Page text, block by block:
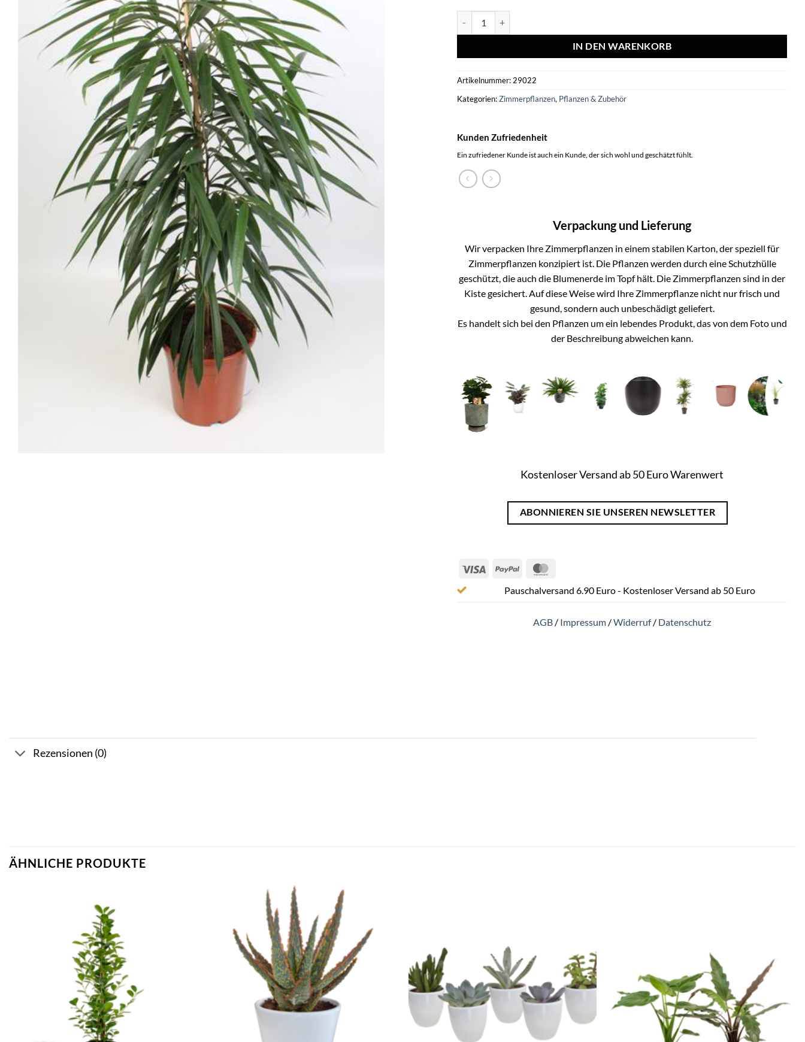
IN DEN WARENKORB
Artikelnummer: 29022
Kategorien:Zimmerpflanzen, Pflanzen & Zubehör
Kunden Zufriedenheit
Ein zufriedener Kunde ist auch ein Kunde, der sich wohl und geschätzt fühlt.
Verpackung und Lieferung
Wir verpacken Ihre Zimmerpflanzen in einem stabilen Karton, der speziell für
Zimmerpflanzen konzipiert ist. Die Pflanzen werden durch eine Schutzhülle
geschützt, die auch die Blumenerde im Topf hält. Die Zimmerpflanzen sind in der
Kiste gesichert. Auf diese Weise wird Ihre Zimmerpflanze nicht nur frisch und
gesund, sondern auch unbeschädigt geliefert.
Es handelt sich bei den Pflanzen um ein lebendes Produkt, das von dem Foto und
der Beschreibung abweichen kann.
Kostenloser Versand ab 50 Euro Warenwert
ABONNIEREN SIE UNSEREN NEWSLETTER
Visa PayPal
Pauschalversand 6.90 Euro - Kostenloser Versand ab 50 Euro
AGB / Impressum /Widerruf/ Datenschutz
Rezensionen (0)
ÄHNLICHE PRODUKTE